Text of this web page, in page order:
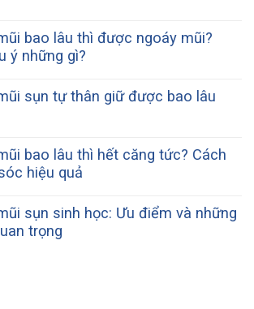
bao lâu thì được ngoáy mũi?
ý những gì?
sụn tự thân giữ được bao lâu
bao lâu thì hết căng tức? Cách
hiệu quả
sụn sinh học: Ưu điểm và những
trọng